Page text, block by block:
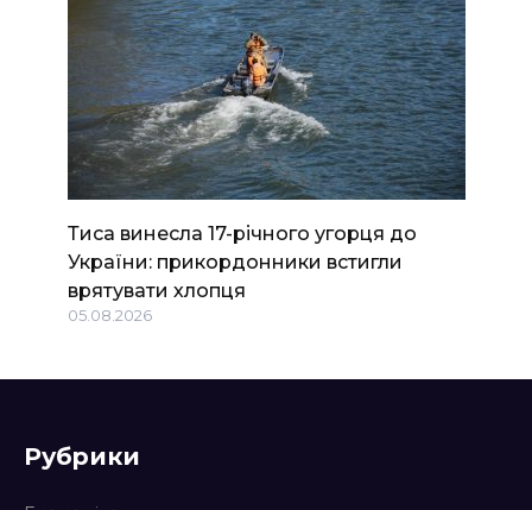
Тиса винесла 17-річного угорця до
України: прикордонники встигли
врятувати хлопця
05.08.2026
Рубрики